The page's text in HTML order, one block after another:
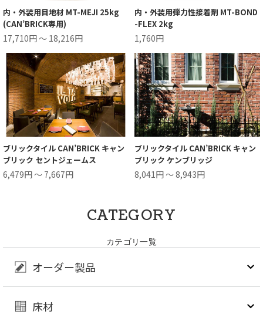
内・外装用目地材 MT-MEJI 25kg
(CAN’BRICK専用)
17,710円 ～ 18,216円
内・外装用弾力性接着剤 MT-BOND
-FLEX 2kg
1,760円
ブリックタイル CAN’BRICK キャン
ブリック セントジェームス
6,479円 ～ 7,667円
ブリックタイル CAN’BRICK キャン
ブリック ケンブリッジ
8,041円 ～ 8,943円
CATEGORY
カテゴリ一覧
オーダー製品
床材